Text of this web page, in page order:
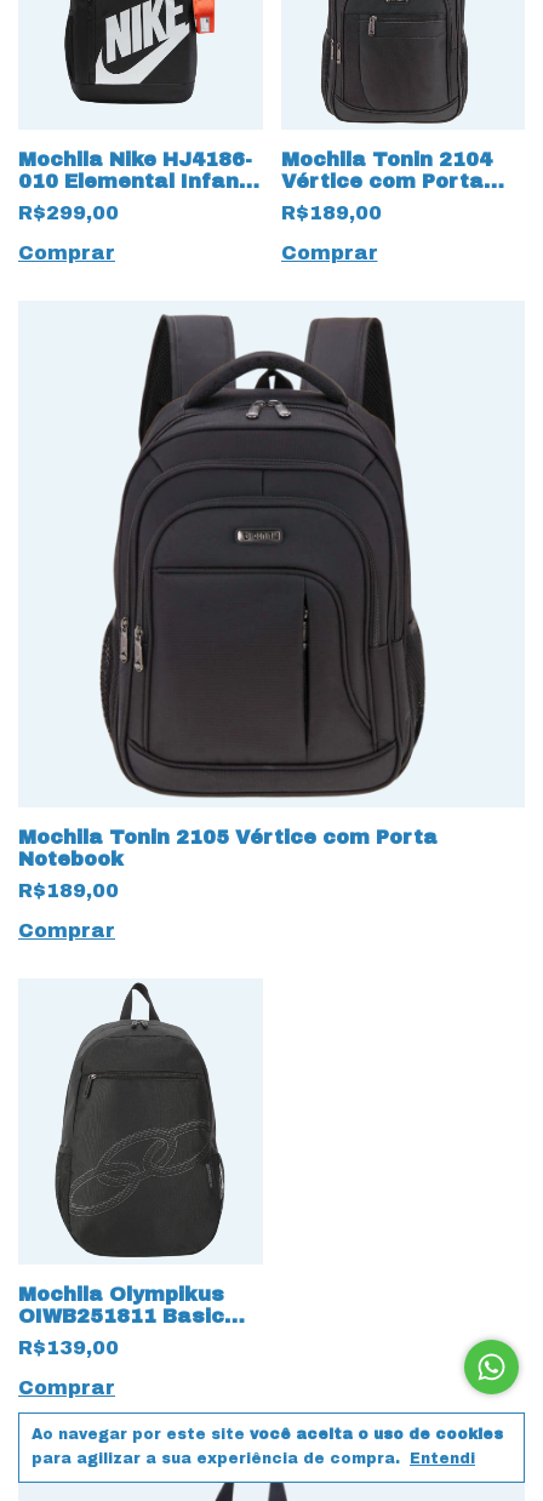
Ao navegar por este site você aceita o uso de cookies
para agilizar a sua experiência de compra.
Entendi
Mochila Nike HJ4186-
010 Elemental Infantil
18829 Preto
R$299,00
Comprar
Mochila Tonin 2104
Vértice com Porta
Notebook
R$189,00
Mochila Tonin 2105 Vértice com Porta
Notebook
R$189,00
Mochila Olympikus
OIWB251811 Basic
New 18284 Preto
R$139,00
Comprar